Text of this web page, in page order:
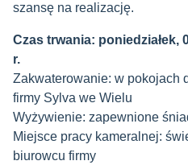
szansę na realizację.
Czas trwania: poniedziałek,
r.
Zakwaterowanie: w pokojach
firmy Sylva we Wielu
Wyżywienie: zapewnione
Miejsce pracy kameralnej:
biurowcu firmy